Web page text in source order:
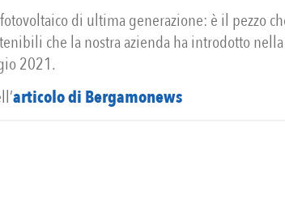
di ultima generazione: è il pezzo
che la nostra azienda ha introdotto
2021.
articolo di Bergamonews